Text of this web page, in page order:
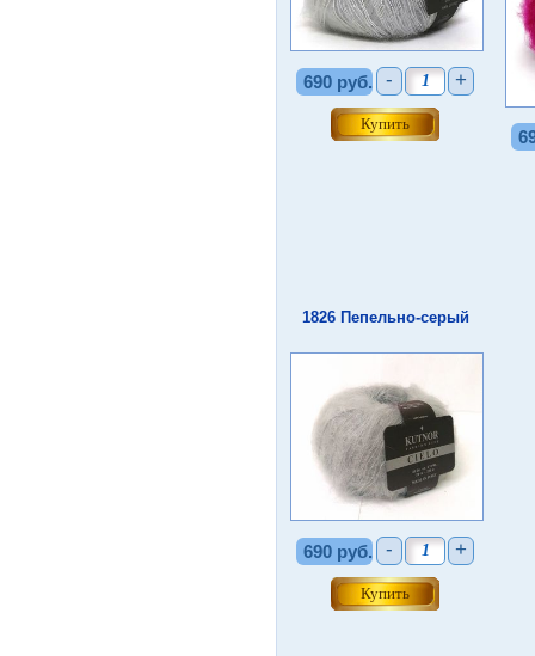
690 руб. - +
1826 Пепельно-серый
690 руб. - +